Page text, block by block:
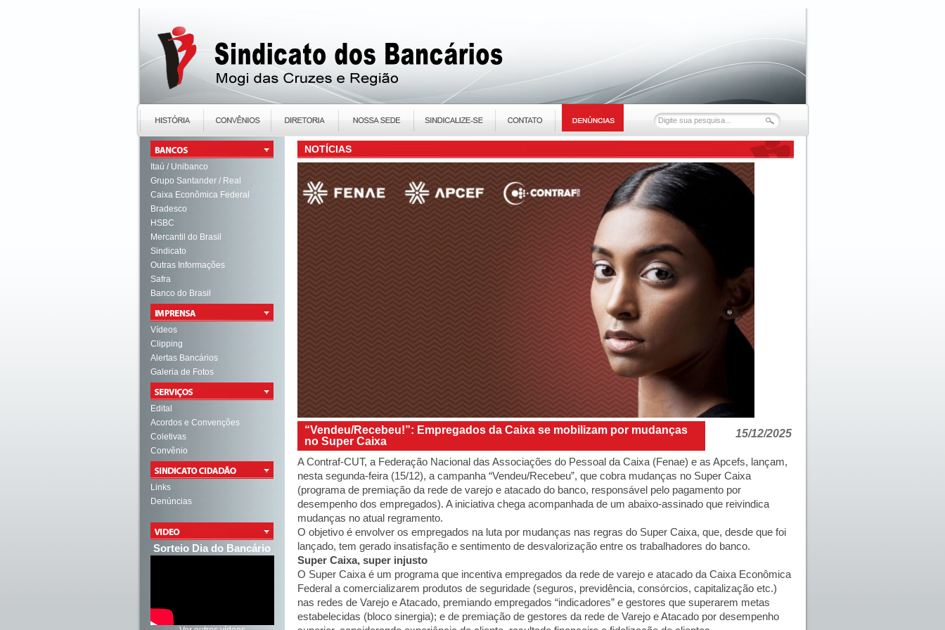
Itaú / Unibanco
Grupo Santander / Real
Caixa Econômica Federal
Bradesco
HSBC
Mercantil do Brasil
Sindicato
Outras Informações
Safra
Banco do Brasil
Vídeos
Clipping
Alertas Bancários
Galeria de Fotos
Edital
Acordos e Convenções
Coletivas
Convênio
Links
Denúncias
Sorteio Dia do Bancário
NOTÍCIAS
“Vendeu/Recebeu!”: Empregados da Caixa se mobilizam por mudanças
no Super Caixa
15/12/2025
A Contraf-CUT, a Federação Nacional das Associações do Pessoal da Caixa (Fenae) e as Apcefs, lançam,
nesta segunda-feira (15/12), a campanha “Vendeu/Recebeu”, que cobra mudanças no Super Caixa
(programa de premiação da rede de varejo e atacado do banco, responsável pelo pagamento por
desempenho dos empregados). A iniciativa chega acompanhada de um abaixo-assinado que reivindica
mudanças no atual regramento.
O objetivo é envolver os empregados na luta por mudanças nas regras do Super Caixa, que, desde que foi
lançado, tem gerado insatisfação e sentimento de desvalorização entre os trabalhadores do banco.
Super Caixa, super injusto
O Super Caixa é um programa que incentiva empregados da rede de varejo e atacado da Caixa Econômica
Federal a comercializarem produtos de seguridade (seguros, previdência, consórcios, capitalização etc.)
nas redes de Varejo e Atacado, premiando empregados “indicadores” e gestores que superarem metas
estabelecidas (bloco sinergia); e de premiação de gestores da rede de Varejo e Atacado por desempenho